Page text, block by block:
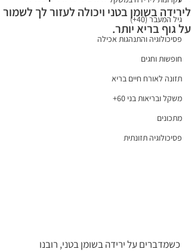
גיל המעבר (40+)
פסיכולוגיה והתנהגות אכילה
חופשות וחגים
תזונה לאורח חיים בריא
משקל ובריאות בני 60+
מתכונים
פסיכולוגיה תזונתית
לירידה בשומן בטני ויכולה לעזור לך לשמור
על גוף בריא יותר.
כשמדברים על ירידה בשומן בטני, רובנו